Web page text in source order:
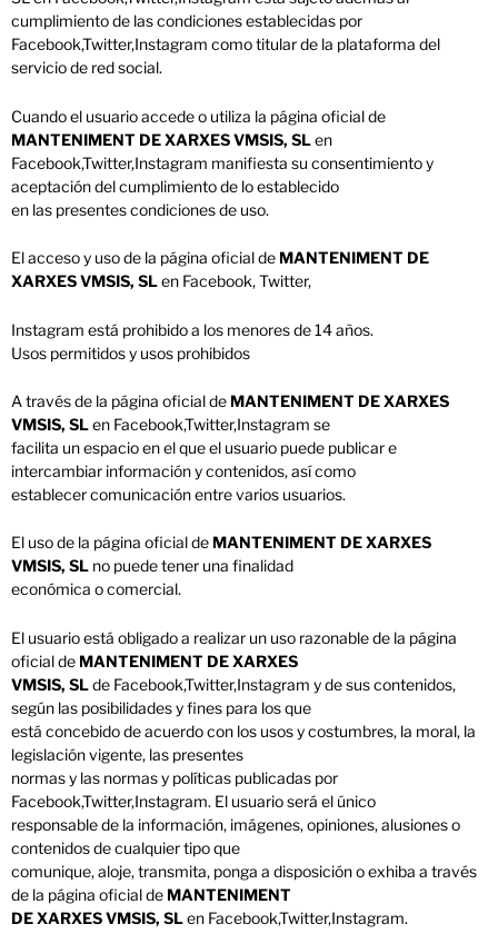
cumplimiento de las condiciones establecidas por
Facebook,Twitter,Instagram como titular de la plataforma del
servicio de red social.
Cuando el usuario accede o utiliza la página oficial de
MANTENIMENT DE XARXES VMSIS, SLen
Facebook,Twitter,Instagram manifiesta su consentimiento y
aceptación del cumplimiento de lo establecido
en las presentes condiciones de uso.
El acceso y uso de la página oficial de MANTENIMENT DE
XARXES VMSIS, SLen Facebook, Twitter,
Instagram está prohibido a los menores de 14 años.
Usos permitidos y usos prohibidos
A través de la página oficial de MANTENIMENT DE XARXES
VMSIS, SLen Facebook,Twitter,Instagram se
facilita un espacio en el que el usuario puede publicar e
intercambiar información y contenidos, así como
establecer comunicación entre varios usuarios.
El uso de la página oficial de MANTENIMENT DE XARXES
VMSIS, SL no puede tener una finalidad
económica o comercial.
El usuario está obligado a realizar un uso razonable de la página
oficial de MANTENIMENT DE XARXES
VMSIS, SLde Facebook,Twitter,Instagram y de sus contenidos,
según las posibilidades y fines para los que
está concebido de acuerdo con los usos y costumbres, la moral, la
legislación vigente, las presentes
normas y las normas y políticas publicadas por
Facebook,Twitter,Instagram. El usuario será el único
responsable de la información, imágenes, opiniones, alusiones o
contenidos de cualquier tipo que
comunique, aloje, transmita, ponga a disposición o exhiba a través
de la página oficial de MANTENIMENT
DE XARXES VMSIS, SLen Facebook,Twitter,Instagram.